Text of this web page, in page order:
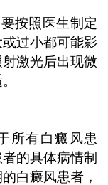
按照医生制定
过小都可能影
激光后出现微
所有白癜风患
的具体病情制
白癜风患者，